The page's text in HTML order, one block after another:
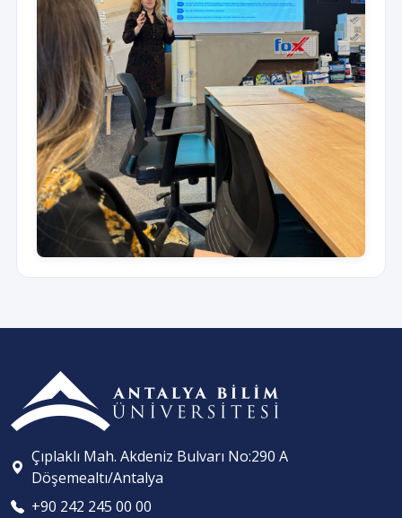
Çıplaklı Mah. Akdeniz Bulvarı No:290 A
Döşemealtı/Antalya
+90 242 245 00 00